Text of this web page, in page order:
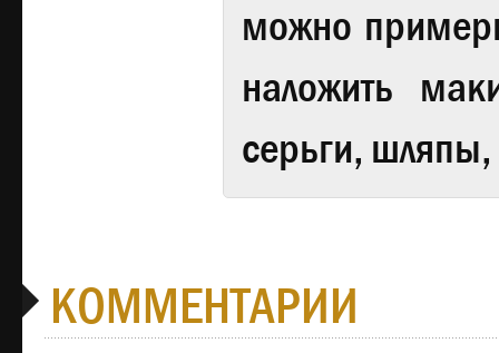
можно
наложить
серьги,
КОММЕНТАРИИ